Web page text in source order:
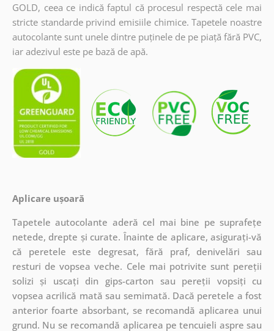
GOLD, ceea ce indică faptul că procesul respectă cele mai
stricte standarde privind emisiile chimice. Tapetele noastre
autocolante sunt unele dintre puținele de pe piață fără PVC,
iar adezivul este pe bază de apă.
Aplicare ușoară
Tapetele autocolante aderă cel mai bine pe suprafețe
netede, drepte și curate. Înainte de aplicare, asigurați-vă
că peretele este degresat, fără praf, denivelări sau
resturi de vopsea veche. Cele mai potrivite sunt pereții
solizi și uscați din gips-carton sau pereții vopsiți cu
vopsea acrilică mată sau semimată. Dacă peretele a fost
anterior foarte absorbant, se recomandă aplicarea unui
grund. Nu se recomandă aplicarea pe tencuieli aspre sau